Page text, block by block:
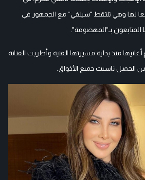
لها وهي تلتقط "سيلفي" مع الجمهور في
بـ"المهضومة".
منذ بداية مسيرتها الفنية وأطربت الفنانة
الجميل ناسبت جميع الأذواق.